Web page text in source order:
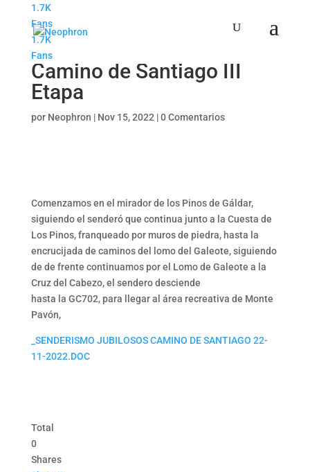
1.7K
Fans
1.7K
Fans
Senderismo Jubiloso
Camino de Santiago III
Etapa
por Neophron | Nov 15, 2022 |0 Comentarios
Comenzamos en el mirador de los Pinos de Gáldar,
siguiendo el senderó que continua junto a la Cuesta de
Los Pinos, franqueado por muros de piedra, hasta la
encrucijada de caminos del lomo del Galeote, siguiendo
de de frente continuamos por el Lomo de Galeote a la
Cruz del Cabezo, el sendero desciende
hasta la GC702, para llegar al área recreativa de Monte
Pavón,
_SENDERISMO JUBILOSOS CAMINO DE SANTIAGO 22-
11-2022.DOC
Total
0
Shares